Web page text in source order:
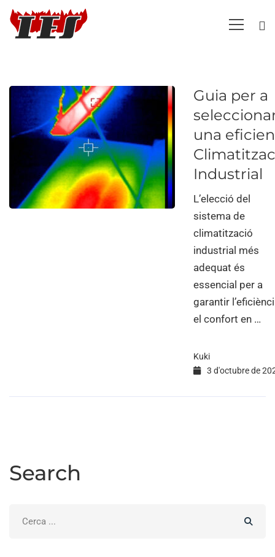
Guia per a
una
Industrial
L’elecció del
sistema de
climatització
industrial més
adequat és
essencial per a
garantir
el confort en …
Kuki
3 d'octubre de
Search